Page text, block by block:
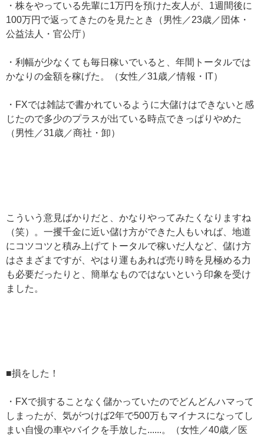
・株をやっている先輩に1万円を預けた友人が、1週間後に
100万円で返ってきたのを見たとき（男性／23歳／団体・
公益法人・官公庁）
・利幅が少なくても毎日稼いでいると、年間トータルでは
かなりの金額を稼げた。（女性／31歳／情報・IT）
・FXでは雑誌で書かれているように大儲けはできないと感
じたので多少のプラスが出ている時点できっぱりやめた
（男性／31歳／商社・卸）
こういう意見ばかりだと、かなりやってみたくなりますね
（笑）。一攫千金に近い儲け方ができた人もいれば、地道
にコツコツと積み上げてトータルで稼いだ人など、儲け方
はさまざまですが、やはり運もあれば売り時を見極める力
も必要だったりと、簡単なものではないという印象を受け
ました。
■損をした！
・FXで損することなく儲かっていたのでどんどんハマって
しまったが、気がつけば2年で500万もマイナスになってし
まい自慢の車やバイクを手放した......。（女性／40歳／医